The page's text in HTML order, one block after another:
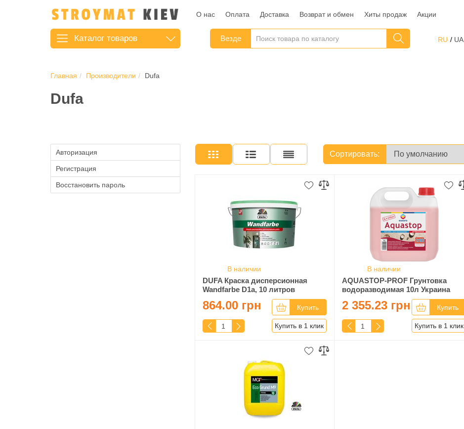
О нас Оплата Доставка Возврат и обмен Хиты продаж Акции
Каталог товаров Везде RU UA
Главная Производители Dufa
Dufa
Авторизация
Регистрация
Восстановить пароль
Сортировать:
В наличии
DUFA Краска дисперсионная
Wandfarbe D1a, 10 литров
864.00 грн Купить
Купить в 1 клик
В наличии
AQUASTOP-PROF Грунтовка
водоразводимая 10л Украина
2 355.23 грн Купить
Купить в 1 клик